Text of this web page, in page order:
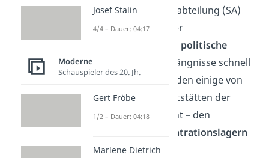
verhaftete die Sturmabteilung (SA)
der NSDAP (Partei der
zehntausende politische
Gegner
. Weil die Gefängnisse schnell
überfüllt waren, wurden einige von
ihnen in eigenen Haftstätten der
NSDAP untergebracht – den
Konzentrationslagern
(KZ).
Josef Stalin
4/4 – Dauer: 04:17
Moderne
Schauspieler des 20. Jh.
Gert Fröbe
1/2 – Dauer: 04:18
Marlene Dietrich